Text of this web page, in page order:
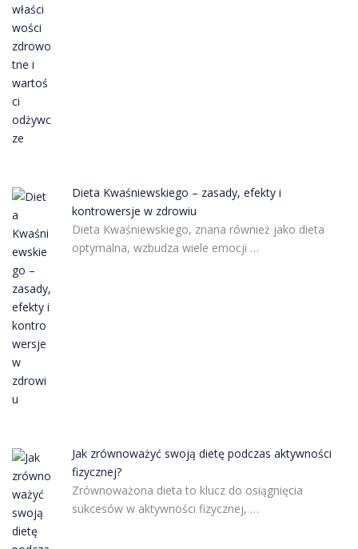
Dieta Kwaśniewskiego – zasady, efekty i
kontrowersje w zdrowiu
Dieta Kwaśniewskiego, znana również jako dieta
optymalna, wzbudza wiele emocji …
Jak zrównoważyć swoją dietę podczas aktywności
fizycznej?
Zrównoważona dieta to klucz do osiągnięcia
sukcesów w aktywności fizycznej, …